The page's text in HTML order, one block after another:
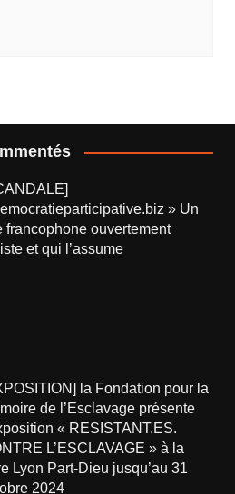
» Un
francophone ouvertement
et qui l’assume
la Fondation pour la
de l’Esclavage présente
« RESISTANT.ES.
L’ESCLAVAGE » à la
Lyon Part-Dieu jusqu’au 31
2024